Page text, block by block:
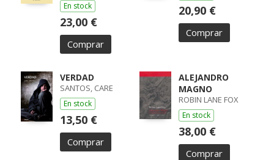
En stock
23,00 €
Comprar
20,90 €
Comprar
VERDAD
SANTOS, CARE
En stock
13,50 €
Comprar
ALEJANDRO
MAGNO
ROBIN LANE FOX
En stock
38,00 €
Comprar